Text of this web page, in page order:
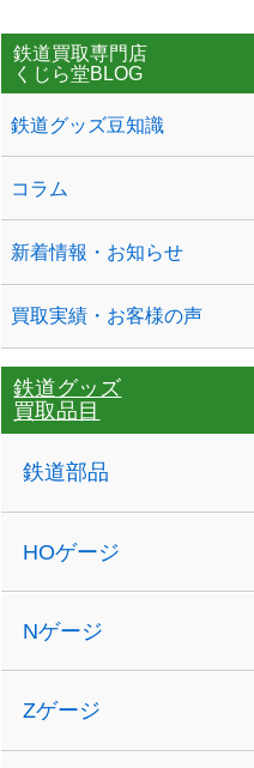
鉄道買取専門店
くじら堂BLOG
鉄道グッズ豆知識
コラム
新着情報・お知らせ
買取実績・お客様の声
鉄道グッズ
買取品目
鉄道部品
HOゲージ
Nゲージ
Zゲージ